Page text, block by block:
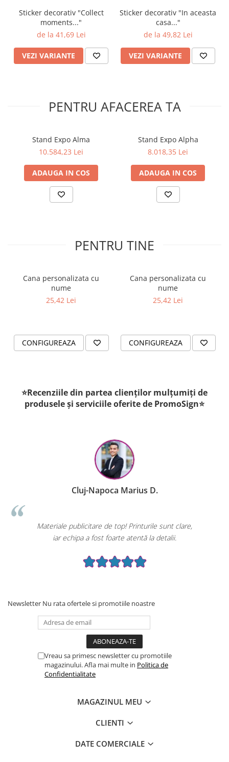
Sticker decorativ "Collect
moments..."
de la 41,69 Lei
VEZI VARIANTE
Sticker decorativ "In aceasta
casa..."
de la 49,82 Lei
VEZI VARIANTE
PENTRU AFACEREA TA
Stand Expo Alma
10.584,23 Lei
ADAUGA IN COS
Stand Expo Alpha
8.018,35 Lei
ADAUGA IN COS
PENTRU TINE
Cana personalizata cu
nume
25,42 Lei
CONFIGUREAZA
Cana personalizata cu
nume
25,42 Lei
CONFIGUREAZA
⭐Recenziile din partea clienților mulțumiți de
produsele și serviciile oferite de PromoSign⭐
Cluj-Napoca Marius D.
Materiale publicitare de top! Printurile sunt clare,
iar echipa a fost foarte atentă la detalii.
Newsletter Nu rata ofertele si promotiile noastre
Vreau sa primesc newsletter cu promotiile
magazinului. Afla mai multe in Politica de
Confidentialitate
MAGAZINUL MEU
CLIENTI
DATE COMERCIALE